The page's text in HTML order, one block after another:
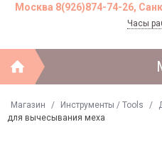
Москва 8(926)874-74-26,
Часы
Магазин / Инструменты / Tools /
для вычесывания меха